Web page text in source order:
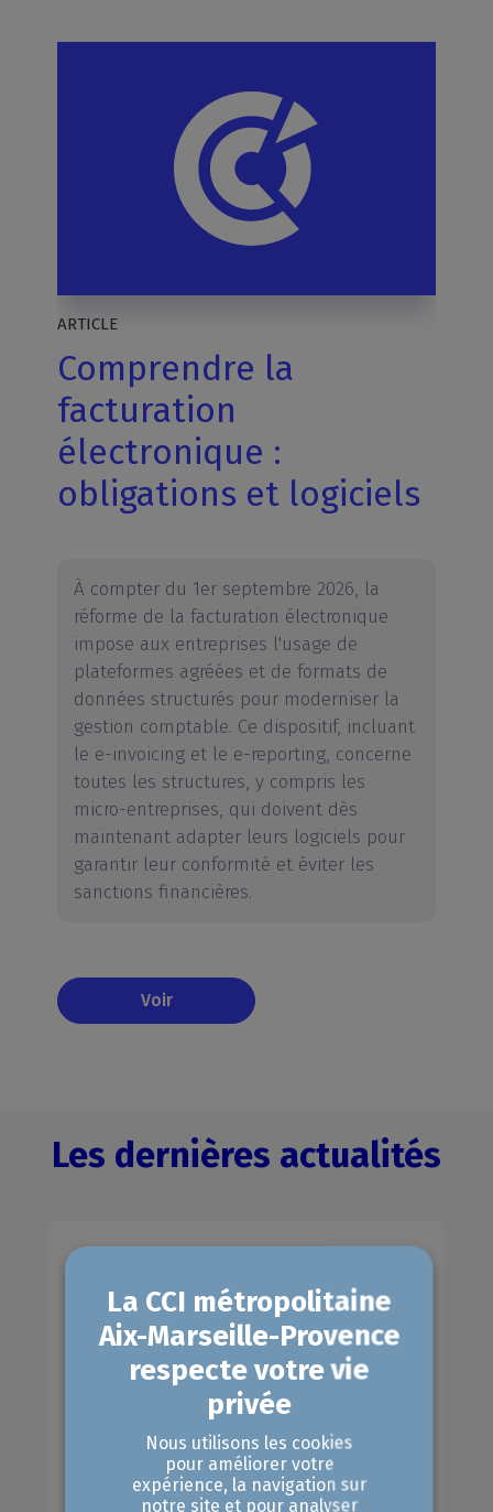
ARTICLE
Comprendre la
facturation
électronique :
obligations et logiciels
À compter du 1er septembre 2026, la
réforme de la facturation électronique
impose aux entreprises l'usage de
plateformes agréées et de formats de
données structurés pour moderniser la
gestion comptable. Ce dispositif, incluant
le e-invoicing et le e-reporting, concerne
toutes les structures, y compris les
micro-entreprises, qui doivent dès
maintenant adapter leurs logiciels pour
garantir leur conformité et éviter les
sanctions financières.
Voir
Les dernières actualités
Nous utilisons les cookies
pour améliorer votre
expérience, la navigation sur
notre site et pour analyser